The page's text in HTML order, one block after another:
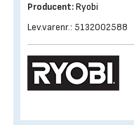
Producent:Ryobi
Lev.varenr.: 5132002588